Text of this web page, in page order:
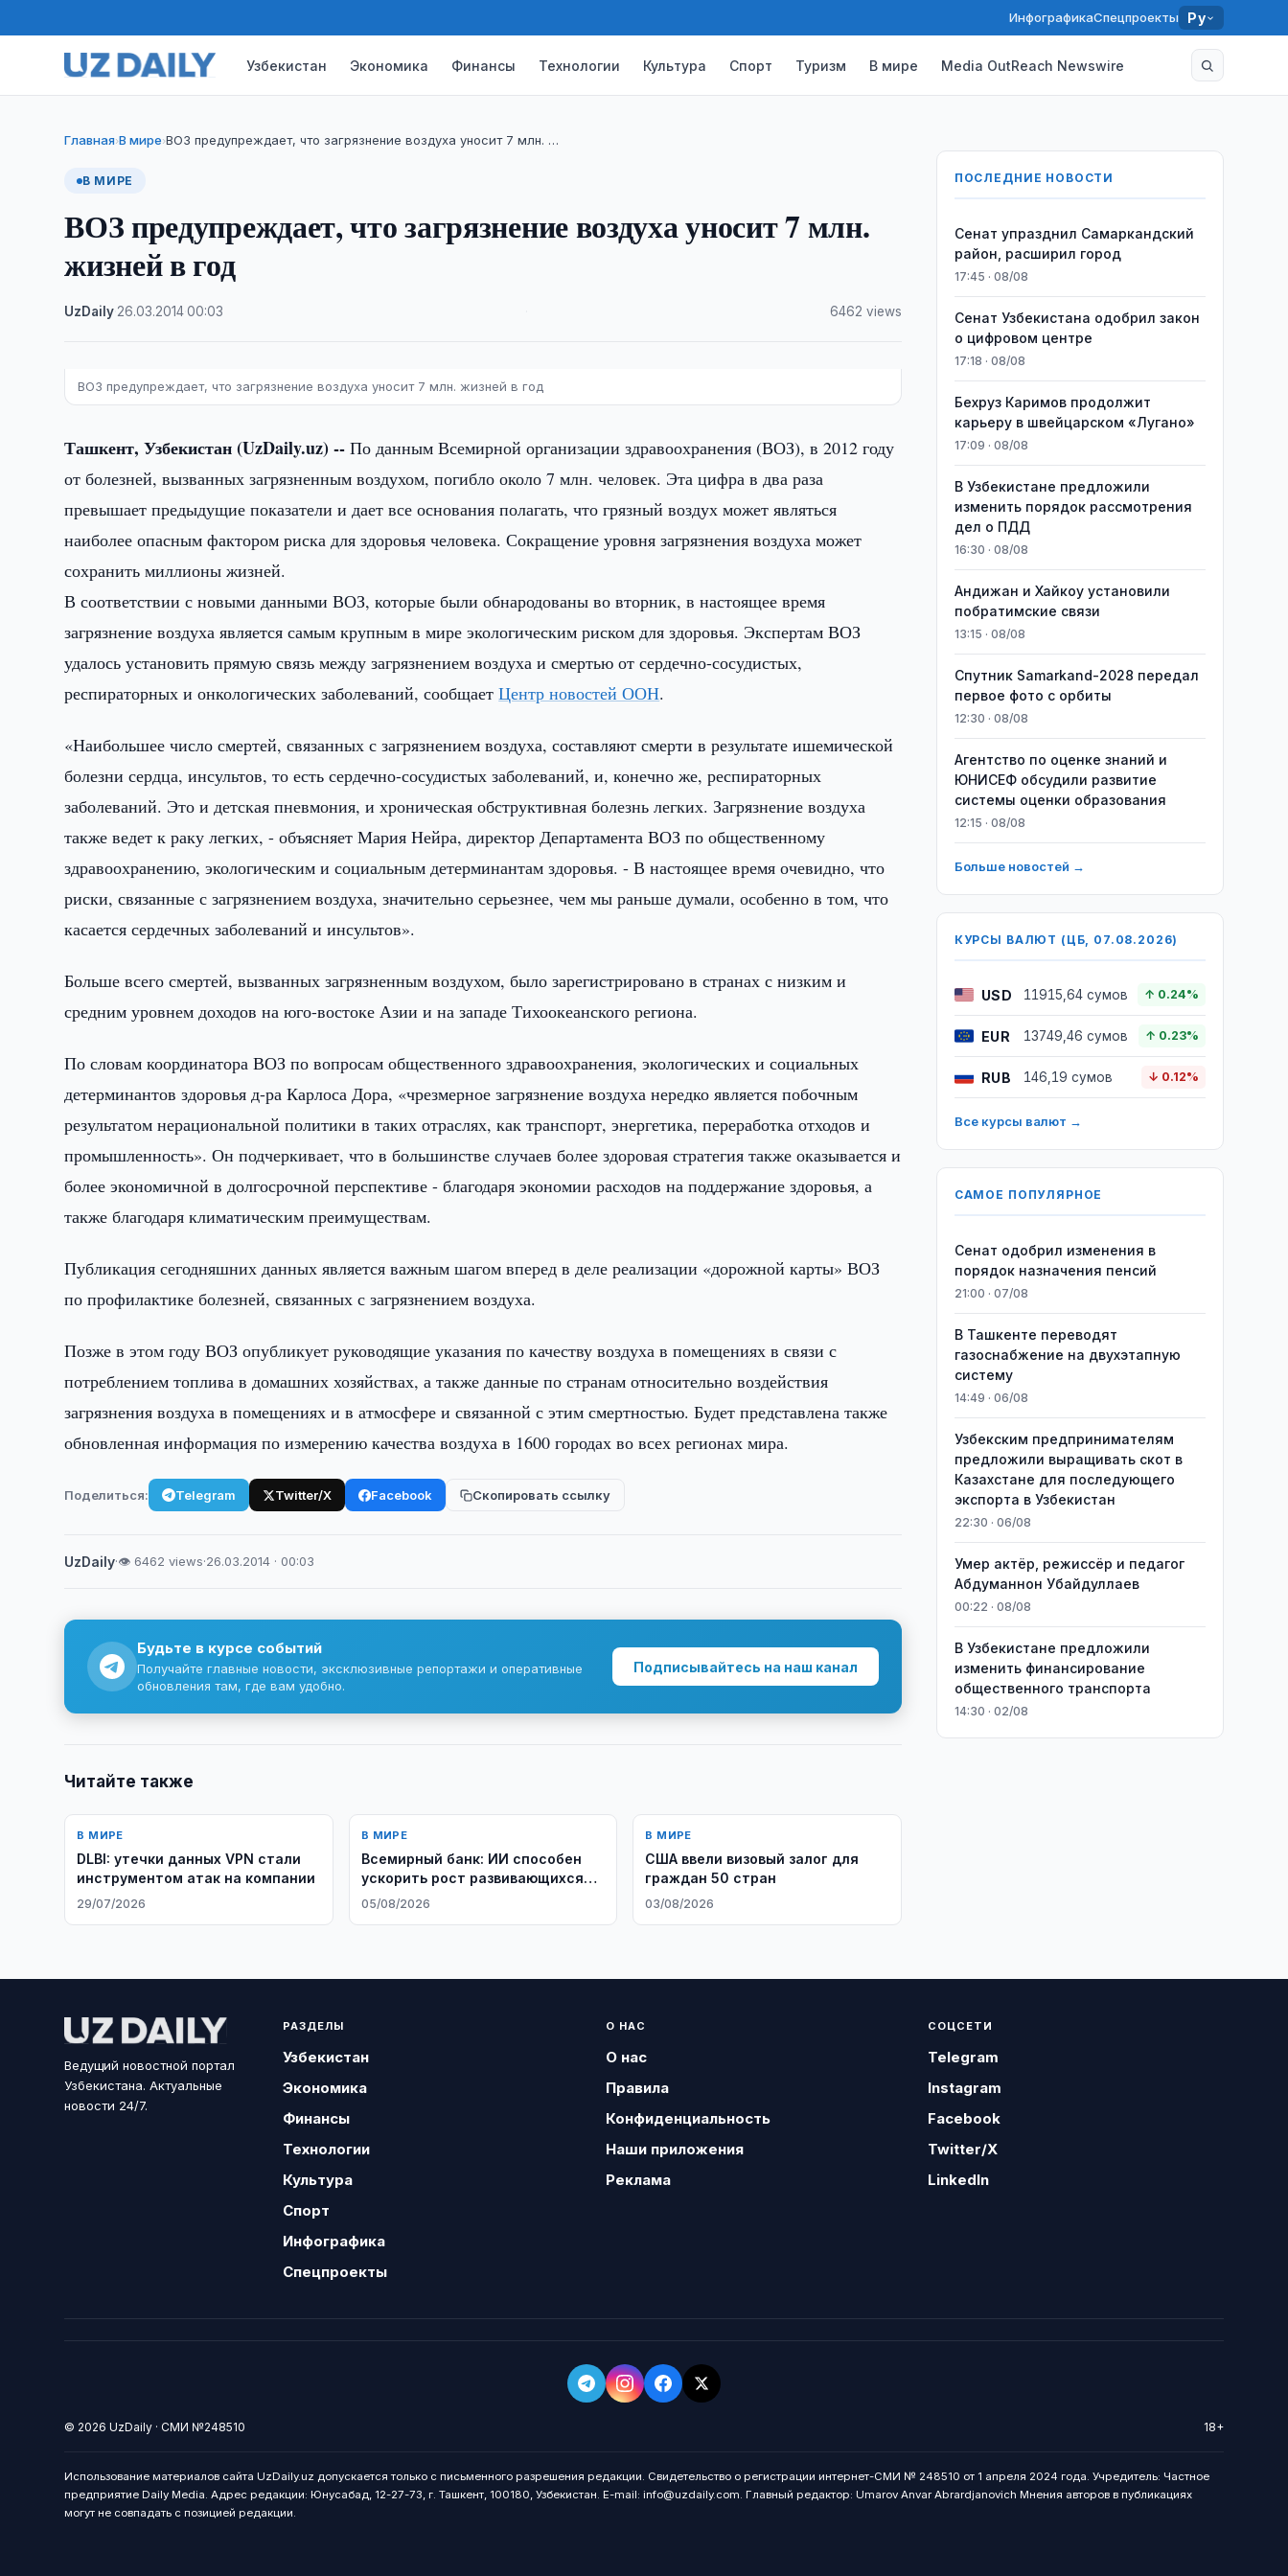
ИнфографикаСпецпроекты Ру
Узбекистан Экономика Финансы Технологии Культура Спорт Туризм В мире Media OutReach Newswire
Главная›В мире›ВОЗ предупреждает, что загрязнение воздуха уносит 7 млн. …
В МИРЕ
ВОЗ предупреждает, что загрязнение воздуха уносит 7 млн.
жизней в год
UzDaily 26.03.2014·00:03 6462 views
ВОЗ предупреждает, что загрязнение воздуха уносит 7 млн. жизней в год
Ташкент, Узбекистан (UzDaily.uz) -- По данным Всемирной организации здравоохранения (ВОЗ), в 2012 году
от болезней, вызванных загрязненным воздухом, погибло около 7 млн. человек. Эта цифра в два раза
превышает предыдущие показатели и дает все основания полагать, что грязный воздух может являться
наиболее опасным фактором риска для здоровья человека. Сокращение уровня загрязнения воздуха может
сохранить миллионы жизней.
В соответствии с новыми данными ВОЗ, которые были обнародованы во вторник, в настоящее время
загрязнение воздуха является самым крупным в мире экологическим риском для здоровья. Экспертам ВОЗ
удалось установить прямую связь между загрязнением воздуха и смертью от сердечно-сосудистых,
респираторных и онкологических заболеваний, сообщаетЦентр новостей ООН.
«Наибольшее число смертей, связанных с загрязнением воздуха, составляют смерти в результате ишемической
болезни сердца, инсультов, то есть сердечно-сосудистых заболеваний, и, конечно же, респираторных
заболеваний. Это и детская пневмония, и хроническая обструктивная болезнь легких. Загрязнение воздуха
также ведет к раку легких, - объясняет Мария Нейра, директор Департамента ВОЗ по общественному
здравоохранению, экологическим и социальным детерминантам здоровья. - В настоящее время очевидно, что
риски, связанные с загрязнением воздуха, значительно серьезнее, чем мы раньше думали, особенно в том, что
касается сердечных заболеваний и инсультов».
Больше всего смертей, вызванных загрязненным воздухом, было зарегистрировано в странах с низким и
средним уровнем доходов на юго-востоке Азии и на западе Тихоокеанского региона.
По словам координатора ВОЗ по вопросам общественного здравоохранения, экологических и социальных
детерминантов здоровья д-ра Карлоса Дора, «чрезмерное загрязнение воздуха нередко является побочным
результатом нерациональной политики в таких отраслях, как транспорт, энергетика, переработка отходов и
промышленность». Он подчеркивает, что в большинстве случаев более здоровая стратегия также оказывается и
более экономичной в долгосрочной перспективе - благодаря экономии расходов на поддержание здоровья, а
также благодаря климатическим преимуществам.
Публикация сегодняшних данных является важным шагом вперед в деле реализации «дорожной карты» ВОЗ
по профилактике болезней, связанных с загрязнением воздуха.
Позже в этом году ВОЗ опубликует руководящие указания по качеству воздуха в помещениях в связи с
потреблением топлива в домашних хозяйствах, а также данные по странам относительно воздействия
загрязнения воздуха в помещениях и в атмосфере и связанной с этим смертностью. Будет представлена также
обновленная информация по измерению качества воздуха в 1600 городах во всех регионах мира.
Поделиться: Telegram Twitter/X Facebook Скопировать ссылку
UzDaily·👁 6462 views·26.03.2014 · 00:03
Будьте в курсе событий
Получайте главные новости, эксклюзивные репортажи и оперативные
обновления там, где вам удобно.
Подписывайтесь на наш канал
Читайте также
В МИРЕ
DLBI: утечки данных VPN стали
инструментом атак на компании
29/07/2026
В МИРЕ
Всемирный банк: ИИ способен
ускорить рост развивающихся
экономик
05/08/2026
В МИРЕ
США ввели визовый залог для
граждан 50 стран
03/08/2026
ПОСЛЕДНИЕ НОВОСТИ
Сенат упразднил Самаркандский
район, расширил город
17:45 · 08/08
Сенат Узбекистана одобрил закон
о цифровом центре
17:18 · 08/08
Бехруз Каримов продолжит
карьеру в швейцарском «Лугано»
17:09 · 08/08
В Узбекистане предложили
изменить порядок рассмотрения
дел о ПДД
16:30 · 08/08
Андижан и Хайкоу установили
побратимские связи
13:15 · 08/08
Спутник Samarkand-2028 передал
первое фото с орбиты
12:30 · 08/08
Агентство по оценке знаний и
ЮНИСЕФ обсудили развитие
системы оценки образования
12:15 · 08/08
Больше новостей →
КУРСЫ ВАЛЮТ (ЦБ, 07.08.2026)
USD 11915,64 сумов ↑ 0.24%
EUR 13749,46 сумов ↑ 0.23%
RUB 146,19 сумов ↓ 0.12%
Все курсы валют →
САМОЕ ПОПУЛЯРНОЕ
Сенат одобрил изменения в
порядок назначения пенсий
21:00 · 07/08
В Ташкенте переводят
газоснабжение на двухэтапную
систему
14:49 · 06/08
Узбекским предпринимателям
предложили выращивать скот в
Казахстане для последующего
экспорта в Узбекистан
22:30 · 06/08
Умер актёр, режиссёр и педагог
Абдуманнон Убайдуллаев
00:22 · 08/08
В Узбекистане предложили
изменить финансирование
общественного транспорта
14:30 · 02/08
Ведущий новостной портал
Узбекистана. Актуальные
новости 24/7.
РАЗДЕЛЫ
Узбекистан
Экономика
Финансы
Технологии
Культура
Спорт
Инфографика
Спецпроекты
О НАС
О нас
Правила
Конфиденциальность
Наши приложения
Реклама
СОЦСЕТИ
Telegram
Instagram
Facebook
Twitter/X
LinkedIn
© 2026 UzDaily · СМИ №248510 18+
Использование материалов сайта UzDaily.uz допускается только с письменного разрешения редакции. Свидетельство о регистрации интернет-СМИ № 248510 от 1 апреля 2024 года. Учредитель: Частное
предприятие Daily Media. Адрес редакции: Юнусабад, 12-27-73, г. Ташкент, 100180, Узбекистан. E-mail: info@uzdaily.com. Главный редактор: Umarov Anvar Abrardjanovich Мнения авторов в публикациях
могут не совпадать с позицией редакции.